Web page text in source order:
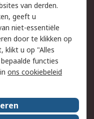
veiligheid
van derden.
geeft u
niet-essentiële
door te klikken op
klikt u op "Alles
functies
ons cookiebeleid